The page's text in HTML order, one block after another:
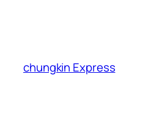
chungkin Express